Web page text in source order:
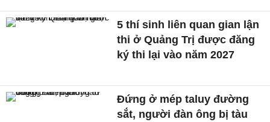
5 thí sinh liên quan gian lận
thi ở Quảng Trị được đăng
ký thi lại vào năm 2027
Đứng ở mép taluy đường
sắt, người đàn ông bị tàu